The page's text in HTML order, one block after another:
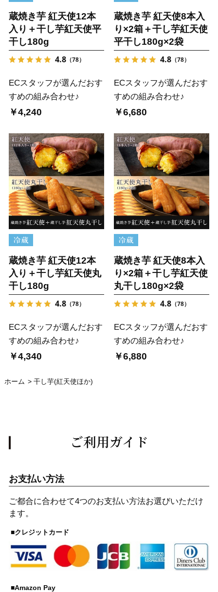
蔵焼き芋 紅天使12本
入り＋干し芋紅天使平
干し180g
4.8（78）
ECスタッフが選んだおす
すめの組み合わせ♪
￥4,240
蔵焼き芋 紅天使8本入
り×2箱＋干し芋紅天使
平干し180g×2袋
4.8（78）
ECスタッフが選んだおす
すめの組み合わせ♪
￥6,680
蔵焼き芋 紅天使12本
入り＋干し芋紅天使丸
干し180g
4.8（78）
ECスタッフが選んだおす
すめの組み合わせ♪
￥4,340
蔵焼き芋 紅天使8本入
り×2箱＋干し芋紅天使
丸干し180g×2袋
4.8（78）
ECスタッフが選んだおす
すめの組み合わせ♪
￥6,880
ホーム > 干し芋(紅天使ほか)
ご利用ガイド
お支払い方法
ご都合に合わせて4つのお支払い方法お選びいただけ
ます。
■クレジットカード
■Amazon Pay